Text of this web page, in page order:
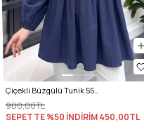
900,00TL
SEPETTE %50 İNDİRİM450,00TL